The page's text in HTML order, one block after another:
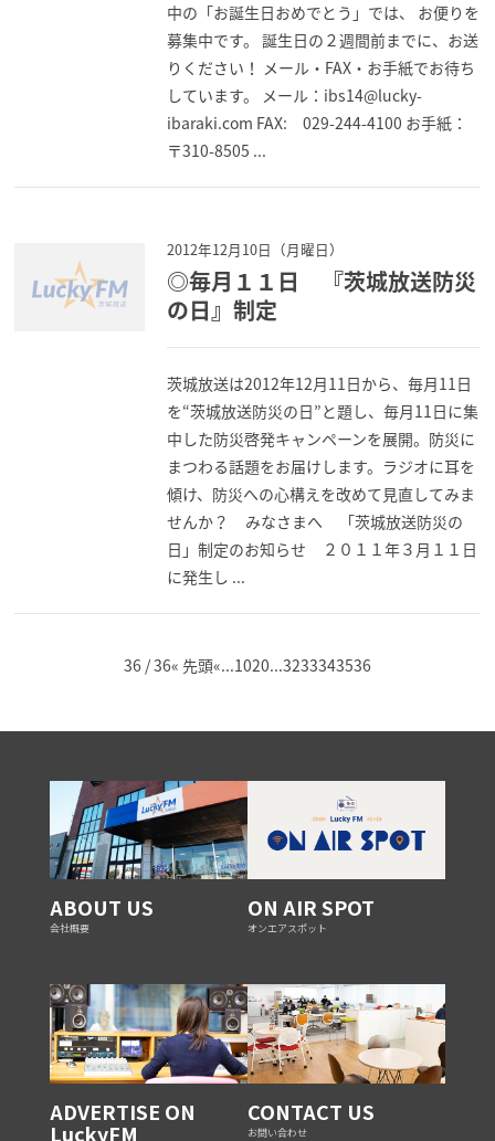
中の「お誕生日おめでとう」では、 お便りを
募集中です。 誕生日の２週間前までに、お送
りください！ メール・FAX・お手紙でお待ち
しています。 メール：ibs14@lucky-
ibaraki.com FAX: 029-244-4100 お手紙：
〒310-8505 ...
2012年12月10日（月曜日）
◎毎月１１日 『茨城放送防災
の日』制定
茨城放送は2012年12月11日から、毎月11日
を“茨城放送防災の日”と題し、毎月11日に集
中した防災啓発キャンペーンを展開。防災に
まつわる話題をお届けします。ラジオに耳を
傾け、防災への心構えを改めて見直してみま
せんか？ みなさまへ 「茨城放送防災の
日」制定のお知らせ ２０１１年３月１１日
に発生し ...
36 / 36« 先頭«...1020...3233343536
ABOUT US
会社概要
ON AIR SPOT
オンエアスポット
ADVERTISE ON
LuckyFM
CONTACT US
お問い合わせ